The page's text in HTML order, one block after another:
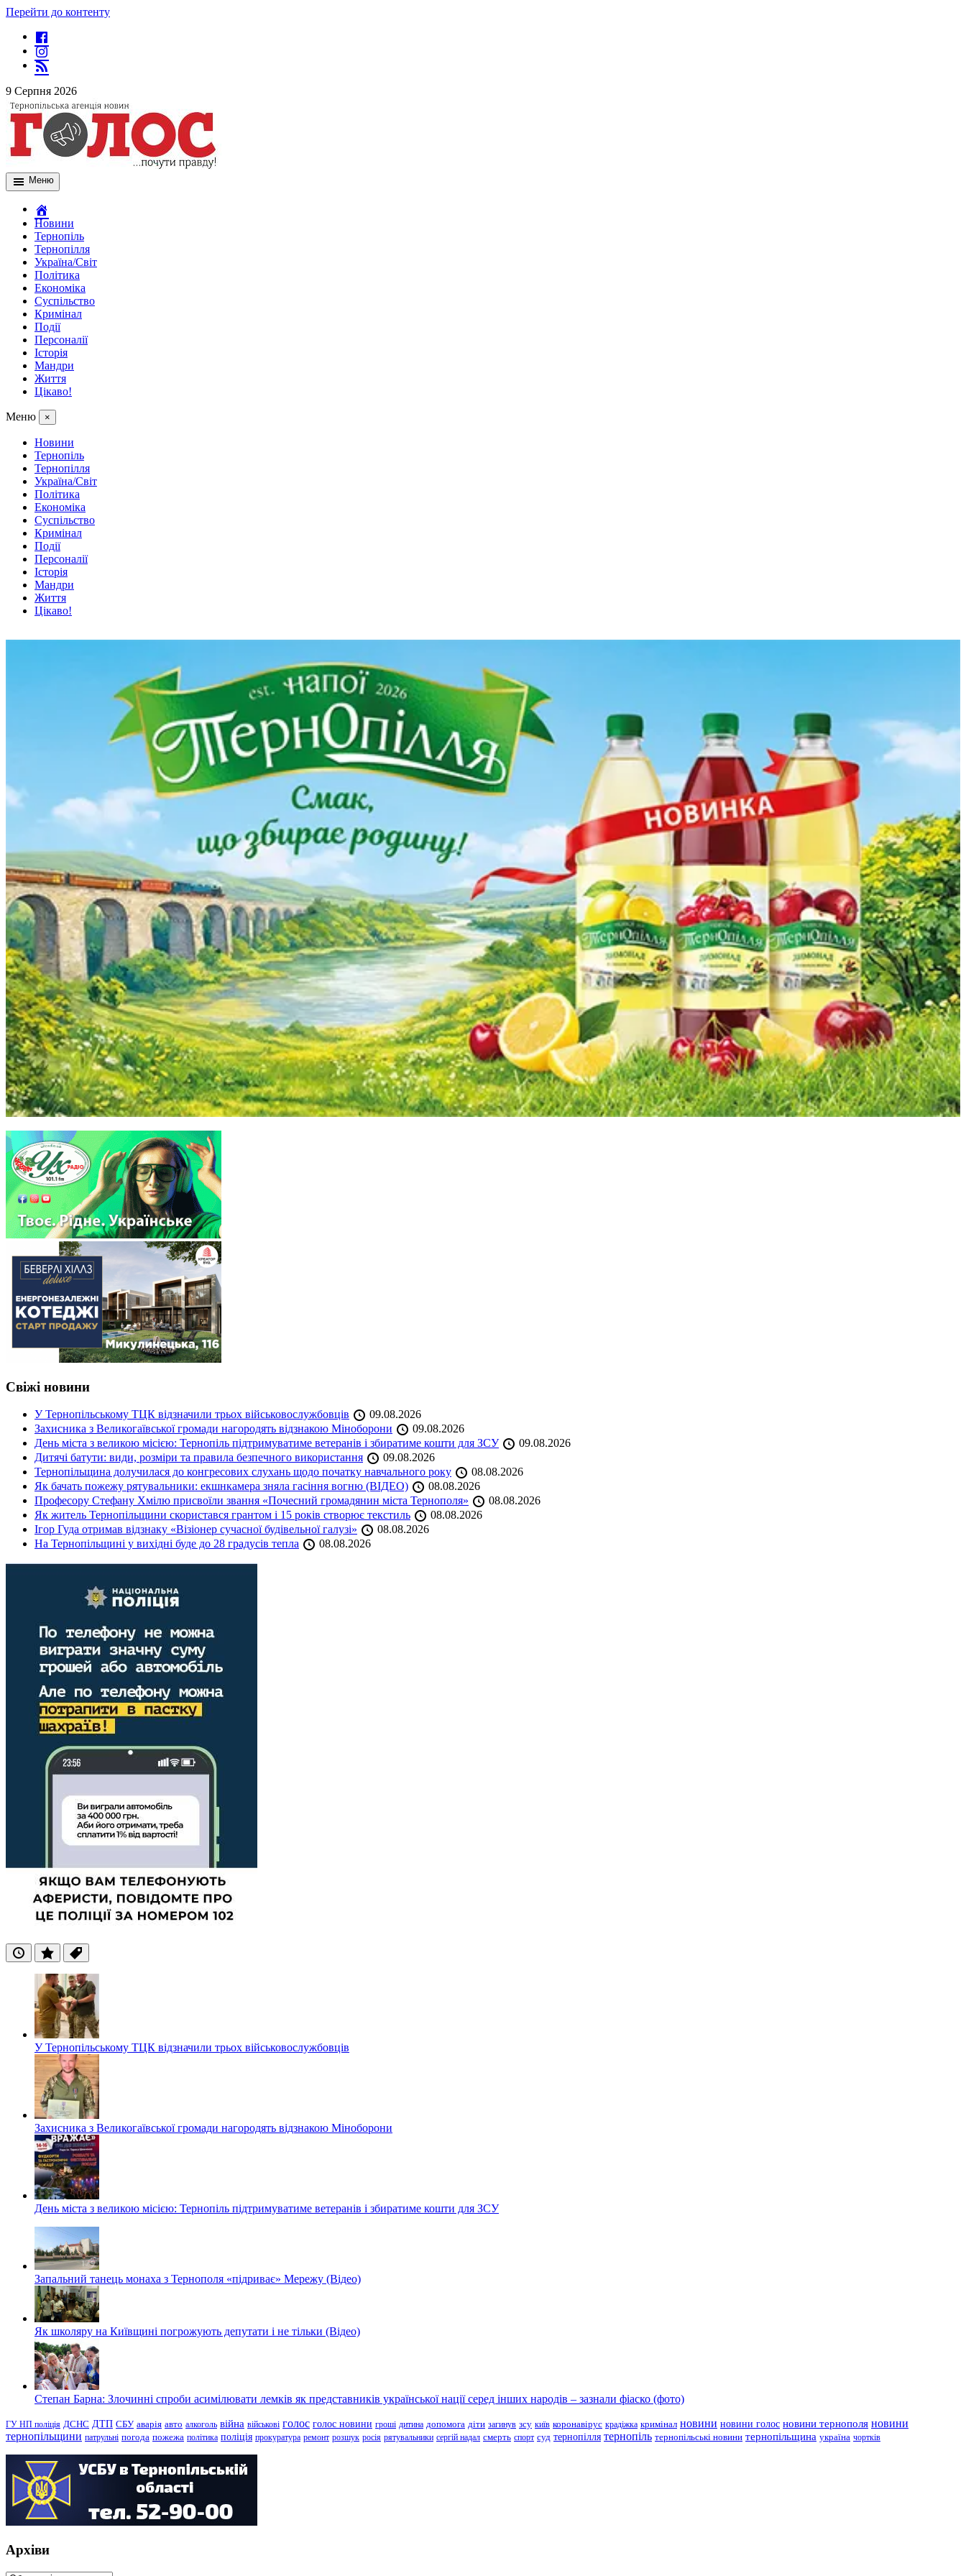
Перейти до контенту
9 Серпня 2026
Меню
Новини
Тернопіль
Тернопілля
Україна/Світ
Політика
Економіка
Суспільство
Кримінал
Події
Персоналії
Історія
Мандри
Життя
Цікаво!
Меню ×
Новини
Тернопіль
Тернопілля
Україна/Світ
Політика
Економіка
Суспільство
Кримінал
Події
Персоналії
Історія
Мандри
Життя
Цікаво!
Свіжі новини
У Тернопільському ТЦК відзначили трьох військовослужбовців
09.08.2026
Захисника з Великогаївської громади нагородять відзнакою Міноборони
09.08.2026
День міста з великою місією: Тернопіль підтримуватиме ветеранів і збиратиме кошти для ЗСУ
09.08.2026
Дитячі батути: види, розміри та правила безпечного використання
09.08.2026
Тернопільщина долучилася до конгресових слухань щодо початку навчального року
08.08.2026
Як бачать пожежу рятувальники: екшнкамера зняла гасіння вогню (ВІДЕО)
08.08.2026
Професору Стефану Хмілю присвоїли звання «Почесний громадянин міста Тернополя»
08.08.2026
Як житель Тернопільщини скористався грантом і 15 років створює текстиль
08.08.2026
Ігор Гуда отримав відзнаку «Візіонер сучасної будівельної галузі»
08.08.2026
На Тернопільщині у вихідні буде до 28 градусів тепла
08.08.2026
ОстанніПопулярні
Теги
У Тернопільському ТЦК відзначили трьох військовослужбовців
Захисника з Великогаївської громади нагородять відзнакою Міноборони
День міста з великою місією: Тернопіль підтримуватиме ветеранів і збиратиме кошти для ЗСУ
Запальний танець монаха з Тернополя «підриває» Мережу (Відео)
Як школяру на Київщині погрожують депутати і не тільки (Відео)
Степан Барна: Злочинні спроби асимілювати лемків як представників української нації серед інших народів – зазнали фіаско (фото)
ГУ НП поліція ДСНС ДТП СБУ аварія авто алкоголь війна військові голос голос новини гроші дитина допомога діти загинув зсу київ коронавірус крадіжка кримінал новини новини голос новини тернополя новини
тернопільщини патрульні погода пожежа політика поліція прокуратура ремонт розшук росія рятувальники сергій надал смерть спорт суд тернопілля тернопіль тернопільські новини тернопільщина україна чортків
Архіви